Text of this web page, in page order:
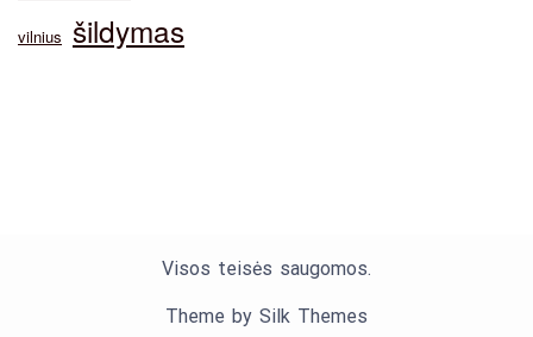
vilnius šildymas
Visos teisės saugomos.
Theme by Silk Themes